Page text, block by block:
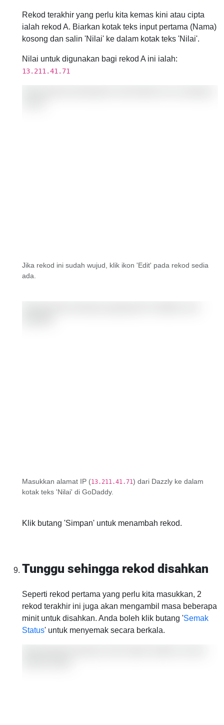
Rekod terakhir yang perlu kita kemas kini atau cipta
ialah rekod A. Biarkan kotak teks input pertama (Nama)
kosong dan salin 'Nilai' ke dalam kotak teks 'Nilai'.
Nilai untuk digunakan bagi rekod A ini ialah:
13.211.41.71
Jika rekod ini sudah wujud, klik ikon 'Edit' pada rekod sedia
ada.
Masukkan alamat IP (13.211.41.71) dari Dazzly ke dalam
kotak teks 'Nilai' di GoDaddy.
Klik butang 'Simpan' untuk menambah rekod.
Tunggu sehingga rekod disahkan
Seperti rekod pertama yang perlu kita masukkan, 2
rekod terakhir ini juga akan mengambil masa beberapa
minit untuk disahkan. Anda boleh klik butang 'Semak
Status' untuk menyemak secara berkala.